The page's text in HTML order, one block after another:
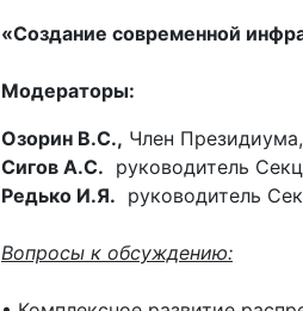
«Создание современной
Модераторы:
Озорин В.С., Член
Сигов А.С. руководитель
Редько И.Я. руководитель
Вопросы к обсуждению: